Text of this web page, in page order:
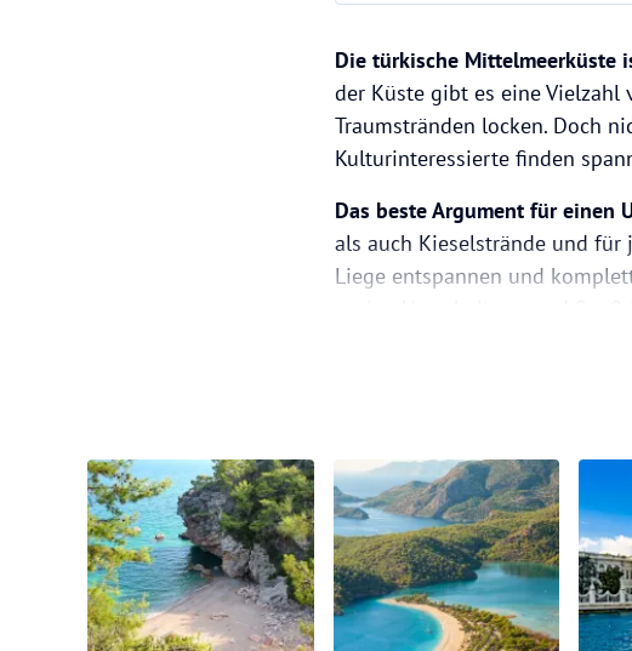
Die türkische Mittelmeerküste
der Küste gibt es eine
Traumstränden locken. Doch
Kulturinteressierte finden
Das beste Argument für einen
als auch Kieselstrände und für
Liege entspannen und
Wassersportarten an, bei
Die Mittelmeerküste war in
den idyllischen Altstädten
Ausflugsmöglichkeiten zu
der sieben Weltwunder der
Auch wenn Du am liebsten
Jeep-Safari in den Taurus,